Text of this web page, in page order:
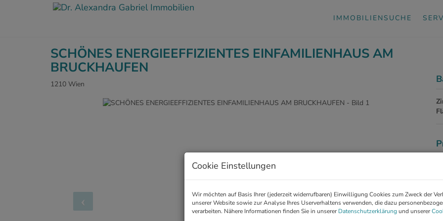
IMMOBILIENSUCHE
SCHÖNES ENERGIEEFFIZIENTES EINFAMILIENHAUS AM
BRUCKHAUFEN
1210 Wien
Cookie Einstellungen
Wir möchten auf Basis Ihrer (jederzeit widerrufbaren) Einwilligung Cookies zum Zweck der
unserer Website sowie zur Analyse Ihres Userverhaltens verwenden, die dazu
verarbeiten. Nähere Informationen finden Sie in unsererDatenschutzerklärungund unserer